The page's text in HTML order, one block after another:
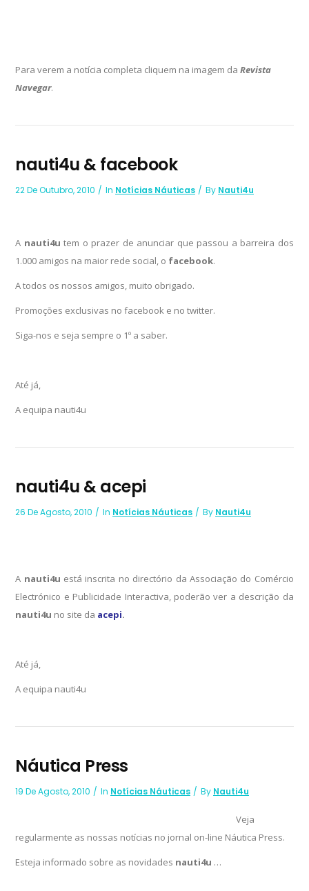
Para verem a notícia completa cliquem na imagem da Revista
Navegar.
nauti4u & facebook
22 De Outubro, 2010 In Notícias Náuticas By Nauti4u
A nauti4u tem o prazer de anunciar que passou a barreira dos
1.000 amigos na maior rede social, o facebook.
A todos os nossos amigos, muito obrigado.
Promoções exclusivas no facebook e no twitter.
Siga-nos e seja sempre o 1º a saber.
Até já,
A equipa nauti4u
nauti4u & acepi
26 De Agosto, 2010 In Notícias Náuticas By Nauti4u
A nauti4u está inscrita no directório da Associação do Comércio
Electrónico e Publicidade Interactiva, poderão ver a descrição da
nauti4u no site da acepi.
Até já,
A equipa nauti4u
Náutica Press
19 De Agosto, 2010 In Notícias Náuticas By Nauti4u
Veja
regularmente as nossas notícias no jornal on-line Náutica Press.
Esteja informado sobre as novidades nauti4u …